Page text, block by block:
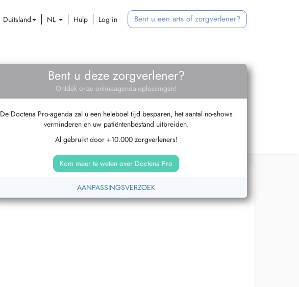
Duitsland NL Hulp Log in Bent u een arts of zorgverlener?
Bent u deze zorgverlener?
Ontdek onze onlineagenda-oplossingen!
De Doctena Pro-agenda zal u een heleboel tijd besparen, het aantal no-shows
verminderen en uw patiëntenbestand uitbreiden.
Al gebruikt door +10.000 zorgverleners!
Kom meer te weten over Doctena Pro
AANPASSINGSVERZOEK